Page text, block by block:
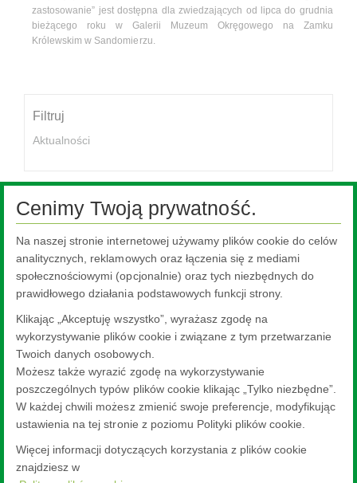
zastosowanie” jest dostępna dla zwiedzających od lipca do grudnia
bieżącego roku w Galerii Muzeum Okręgowego na Zamku
Królewskim w Sandomierzu.
Filtruj
Aktualności
Ta treść jest niedostępna, ponieważ wymaga włączenia plików
cookie, które są obecnie zablokowane. Aby zmienić swoje
ustawienia, kliknij tutaj.
Cenimy Twoją prywatność.
Na naszej stronie internetowej używamy plików cookie do celów
analitycznych, reklamowych oraz łączenia się z mediami
społecznościowymi (opcjonalnie) oraz tych niezbędnych do
prawidłowego działania podstawowych funkcji strony.
Klikając „Akceptuję wszystko”, wyrażasz zgodę na
wykorzystywanie plików cookie i związane z tym przetwarzanie
Twoich danych osobowych.
Możesz także wyrazić zgodę na wykorzystywanie
poszczególnych typów plików cookie klikając „Tylko niezbędne”.
W każdej chwili możesz zmienić swoje preferencje, modyfikując
ustawienia na tej stronie z poziomu Polityki plików cookie.
Więcej informacji dotyczących korzystania z plików cookie
znajdziesz w